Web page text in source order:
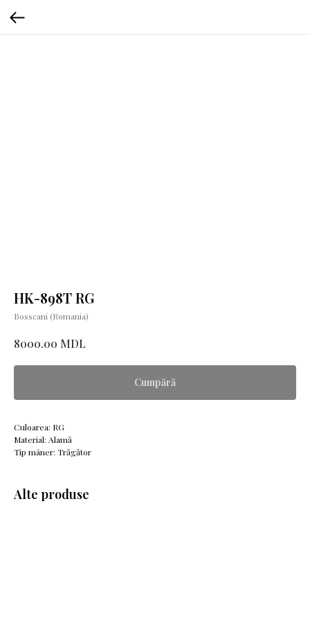
HK-898T RG
Bosscani (Romania)
8000.00 MDL
Cumpără
Culoarea: RG
Material: Alamă
Tip mâner: Trăgător
Alte produse